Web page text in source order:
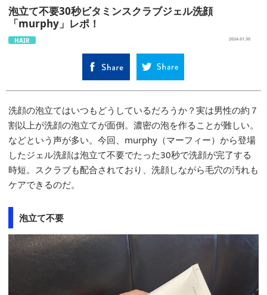
泡立て不要30秒ビタミンスクラブジェル洗顔
「murphy」レポ！
HAIR 2024.01.30
洗顔の泡立てはいつもどうしているだろうか？実は男性の約７
割以上が洗顔の泡立てが面倒。濃密の泡を作ることが難しい。
などという声が多い。今回、murphy（マーフィー）から登場
したジェル洗顔は泡立て不要でたった30秒で洗顔が完了する
時短。スクラブも配合されており、洗顔しながら毛穴の汚れも
ケアできるのだ。
泡立て不要